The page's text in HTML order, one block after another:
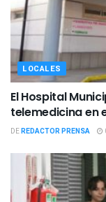
LOCALES
El Hospital
telemedicina en
DEREDACTOR PRENSA